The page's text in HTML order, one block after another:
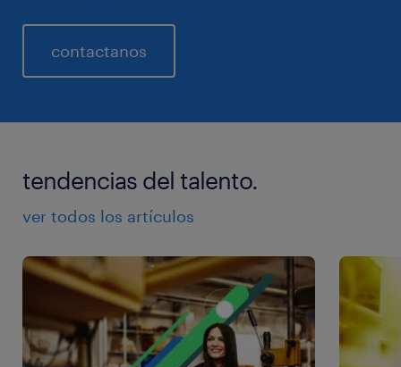
contactanos
tendencias del talento.
ver todos los artículos